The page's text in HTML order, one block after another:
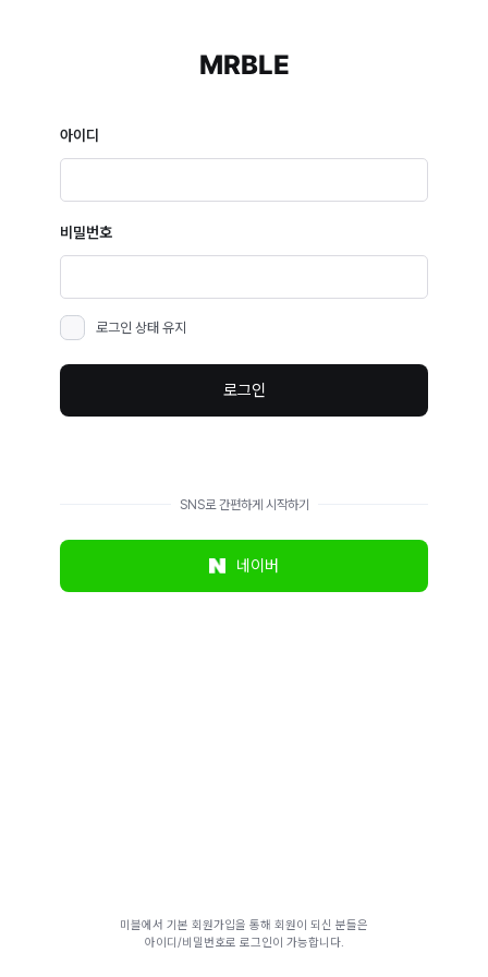
MRBLE
아이디
비밀번호
로그인 상태 유지
로그인
SNS로 간편하게 시작하기
네이버
미블에서 기본 회원가입을 통해 회원이 되신 분들은
아이디/비밀번호로 로그인이 가능합니다.